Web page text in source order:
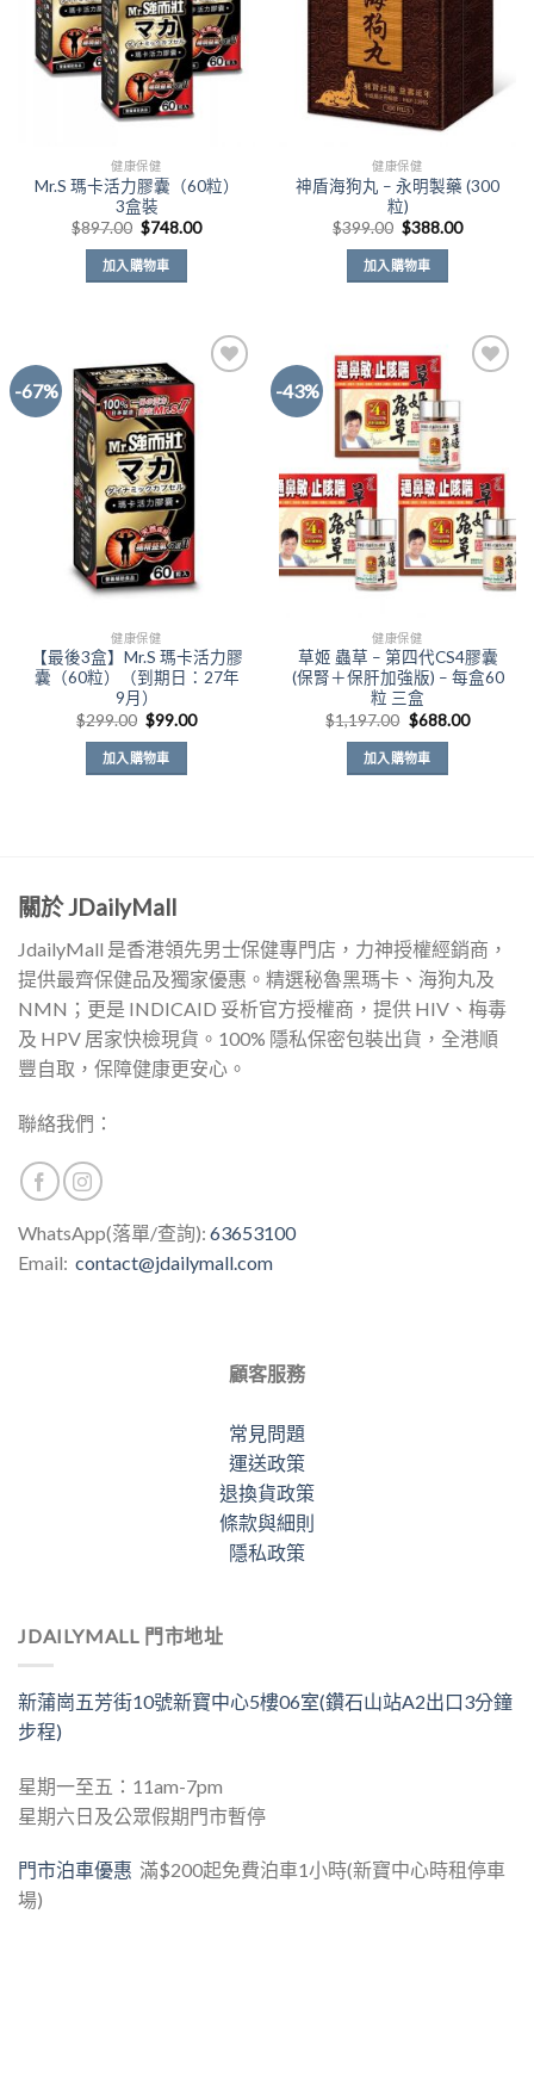
健康保健
Mr.S 瑪卡活力膠囊（60粒）
3盒裝
$897.00 原
始
價
格：
$897.00。
$748.00目
加入購物車
健康保健
神盾海狗丸 – 永明製藥 (300
粒)
$399.00 原
始
價
格：
$399.00。
$388.00目
加入購物車
-67%
健康保健
【最後3盒】Mr.S 瑪卡活力膠
囊（60粒）（到期日：27年
9月）
$299.00 原
始
價
格：
$299.00。
$99.00目
加入購物車
-43%
Add to
Wishlist
健康保健
草姬 蟲草 – 第四代CS4膠囊
(保腎＋保肝加強版) – 每盒60
粒 三盒
$1,197.00 原
始
價
格：
$1,197.00。
$688.00目
加入購物車
關於 JDailyMall
JdailyMall 是香港領先男士保健專門店，力神授權經銷商，
提供最齊保健品及獨家優惠。精選秘魯黑瑪卡、海狗丸及
NMN；更是 INDICAID 妥析官方授權商，提供 HIV、梅毒
及 HPV 居家快檢現貨。100% 隱私保密包裝出貨，全港順
豐自取，保障健康更安心。
聯絡我們：
WhatsApp(落單/查詢): 63653100
Email: contact@jdailymall.com
顧客服務
常見問題
運送政策
退換貨政策
條款與細則
隱私政策
JDAILYMALL 門市地址
新蒲崗五芳街10號新寶中心5樓06室(鑽石山站A2出口3分鐘
步程)
星期一至五：11am-7pm
星期六日及公眾假期門市暫停
門市泊車優惠 滿$200起免費泊車1小時(新寶中心時租停車
場)